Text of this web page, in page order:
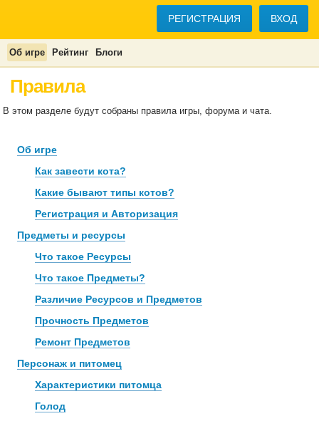
РЕГИСТРАЦИЯ ВХОД
Об игре Рейтинг Блоги
Правила
В этом разделе будут собраны правила игры, форума и чата.
Об игре
Как завести кота?
Какие бывают типы котов?
Регистрация и Авторизация
Предметы и ресурсы
Что такое Ресурсы
Что такое Предметы?
Различие Ресурсов и Предметов
Прочность Предметов
Ремонт Предметов
Персонаж и питомец
Характеристики питомца
Голод